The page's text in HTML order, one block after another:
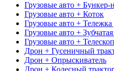
Грузовые авто + Бункер-
Грузовые авто + Коток
Грузовые авто +
Грузовые авто +
Грузовые авто +
Дрон + Гусеничный
Дрон + Опрыскиватель
Дрон + Колесный